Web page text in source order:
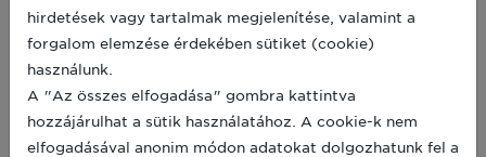
ezzel az iparág hatékonyabb és átláthatóbb
működését, olyan előnyök elérése érdekében,
mint az időmegtakarítás, az automatizálható
üzleti folyamatok, a hatékony
anyaggazdálkodás, illetve a felesleges
költségek és az esetleges hibás
megrendelések kiküszöbölése.
2020-10-13
hirdetések vagy tartalmak megjelenítése, valamint a
forgalom elemzése érdekében sütiket (cookie)
használunk.
A "Az összes elfogadása" gombra kattintva
hozzájárulhat a sütik használatához. A cookie-k nem
elfogadásával anonim módon adatokat dolgozhatunk fel a